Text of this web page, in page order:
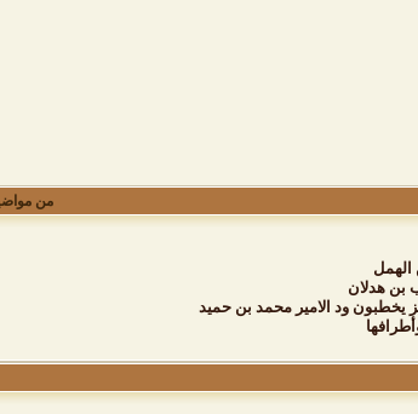
من
الهمل
بن هدلان
يخطبون ود الامير محمد بن حميد